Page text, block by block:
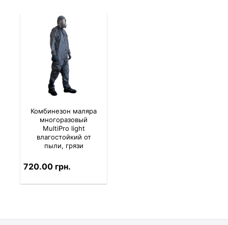
Комбинезон маляра
многоразовый
MultiPro light
влагостойкий от
пыли, грязи
720.00 грн.